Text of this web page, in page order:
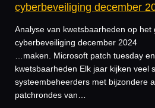
cyberbeveiliging december
Analyse van kwetsbaarheden op het
cyberbeveiliging december 2024
…maken. Microsoft patch tuesday en
kwetsbaarheden Elk jaar kijken veel
systeembeheerders met bijzondere
patchrondes van…